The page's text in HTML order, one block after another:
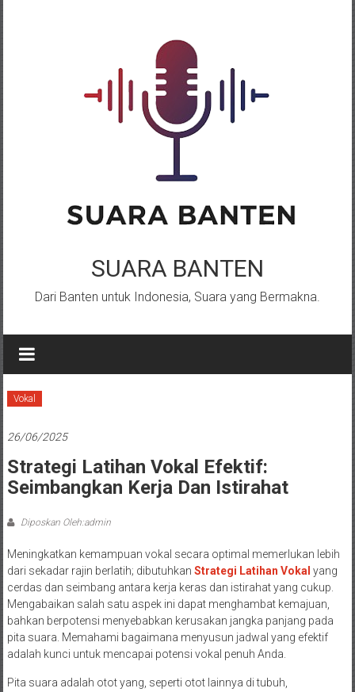
SUARA BANTEN
Dari Banten untuk Indonesia, Suara yang Bermakna.
Vokal
26/06/2025
Strategi Latihan Vokal Efektif:
Seimbangkan Kerja Dan Istirahat
Diposkan Oleh:admin
Meningkatkan kemampuan vokal secara optimal memerlukan lebih
dari sekadar rajin berlatih; dibutuhkan Strategi Latihan Vokal yang
cerdas dan seimbang antara kerja keras dan istirahat yang cukup.
Mengabaikan salah satu aspek ini dapat menghambat kemajuan,
bahkan berpotensi menyebabkan kerusakan jangka panjang pada
pita suara. Memahami bagaimana menyusun jadwal yang efektif
adalah kunci untuk mencapai potensi vokal penuh Anda.
Pita suara adalah otot yang, seperti otot lainnya di tubuh,